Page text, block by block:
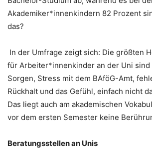
Akademiker*innenkindern 82 Prozent
das?
In der Umfrage zeigt sich: Die größten
für Arbeiter*innenkinder an der Uni sind
Sorgen, Stress mit dem BAföG-Amt,
Rückhalt und das Gefühl, einfach nicht
Das liegt auch am akademischen
vor dem ersten Semester keine
Beratungsstellen an Unis